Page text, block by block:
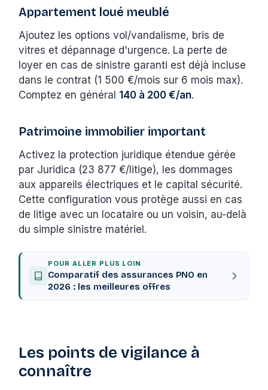
Appartement loué meublé
Ajoutez les options vol/vandalisme, bris de
vitres et dépannage d'urgence. La perte de
loyer en cas de sinistre garanti est déjà incluse
dans le contrat (1 500 €/mois sur 6 mois max).
Comptez en général 140 à 200 €/an.
Patrimoine immobilier important
Activez la protection juridique étendue gérée
par Juridica (23 877 €/litige), les dommages
aux appareils électriques et le capital sécurité.
Cette configuration vous protège aussi en cas
de litige avec un locataire ou un voisin, au-delà
du simple sinistre matériel.
POUR ALLER PLUS LOIN
Comparatif des assurances PNO en
2026 : les meilleures offres
Les points de vigilance à
connaître